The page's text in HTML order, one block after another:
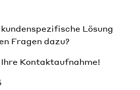
Lösung
Fragen dazu?
Kontaktaufnahme!